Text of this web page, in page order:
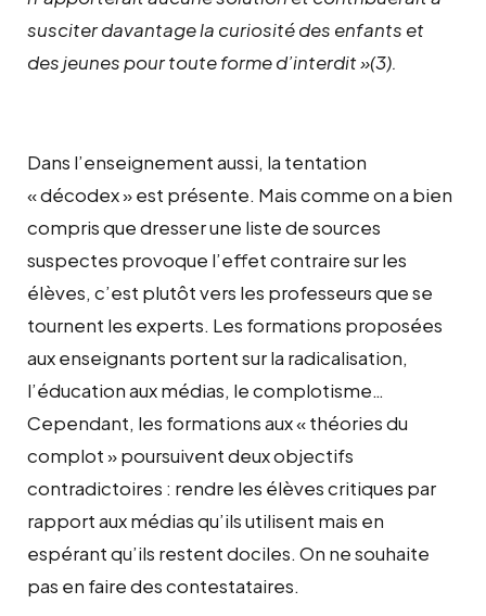
susciter davantage la curiosité des enfants et
des jeunes pour toute forme d’interdit »(3).
Dans l’enseignement aussi, la tentation
« décodex » est présente. Mais comme on a bien
compris que dresser une liste de sources
suspectes provoque l’effet contraire sur les
élèves, c’est plutôt vers les professeurs que se
tournent les experts. Les formations proposées
aux enseignants portent sur la radicalisation,
l’éducation aux médias, le complotisme…
Cependant, les formations aux « théories du
complot » poursuivent deux objectifs
contradictoires : rendre les élèves critiques par
rapport aux médias qu’ils utilisent mais en
espérant qu’ils restent dociles. On ne souhaite
pas en faire des contestataires.